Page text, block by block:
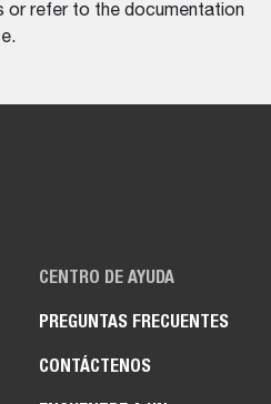
or refer to the documentation
CENTRO DE AYUDA
PREGUNTAS FRECUENTES
CONTÁCTENOS